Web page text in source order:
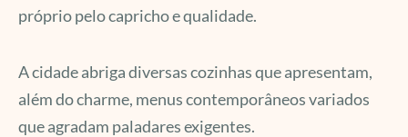
próprio pelo capricho e qualidade.
A cidade abriga diversas cozinhas que apresentam,
além do charme, menus contemporâneos variados
que agradam paladares exigentes.